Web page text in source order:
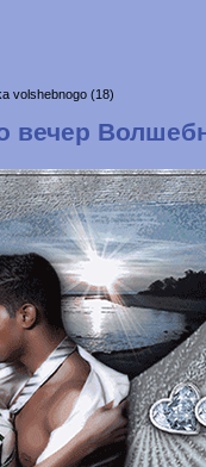
volshebnogo (18)
вечер